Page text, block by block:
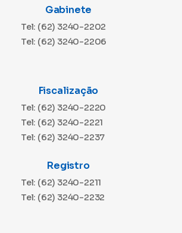
Gabinete
Tel: (62) 3240-2202
Tel: (62) 3240-2206
Fiscalização
Tel: (62) 3240-2220
Tel: (62) 3240-2221
Tel: (62) 3240-2237
Registro
Tel: (62) 3240-2211
Tel: (62) 3240-2232